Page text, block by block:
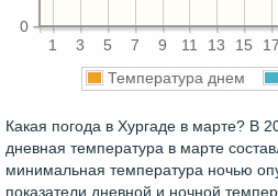
1 3 5 7 9 11 13 15 17
0
Температура днем
Какая погода в Хургаде в марте? В
дневная температура в марте
минимальная температура ночью
показатели дневной и ночной